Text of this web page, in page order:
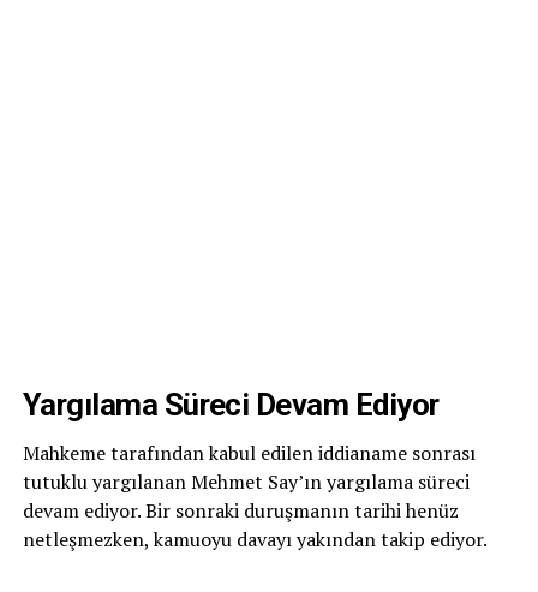
Yargılama Süreci Devam Ediyor
Mahkeme tarafından kabul edilen iddianame sonrası
tutuklu yargılanan Mehmet Say’ın yargılama süreci
devam ediyor. Bir sonraki duruşmanın tarihi henüz
netleşmezken, kamuoyu davayı yakından takip ediyor.